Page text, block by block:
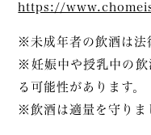
https://
※未成年者の飲酒は法
※妊娠中や授乳中の飲
る可能性があります。
※飲酒は適量を守りま